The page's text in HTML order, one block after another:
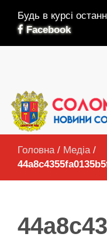
Будь в курсі
Facebook
Головна / Медіа /